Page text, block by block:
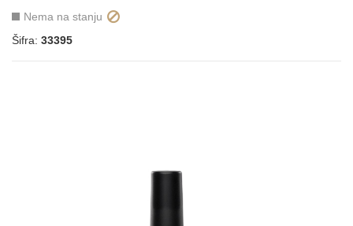
Nema na stanju
Šifra: 33395